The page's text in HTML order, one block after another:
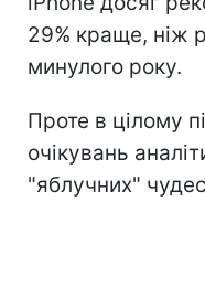
29% краще, ніж
минулого року.
Проте в цілому
очікувань
"яблучних"